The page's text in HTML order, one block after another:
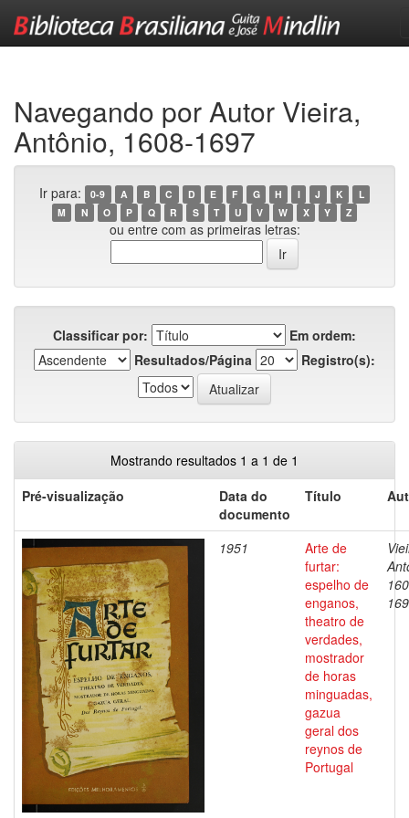
Navegando por Autor Vieira,
Antônio, 1608-1697
Ir para: 0-9 A B C D E F G H I J K
L
M
N O P Q R S T U V W X Y Z
ou entre com as primeiras letras:
Classificar por:
Em ordem:
Resultados/Página
Registro(s):
Mostrando resultados 1 a 1 de 1
Pré-visualização
Data do
documento
Título
1951
Arte de
furtar:
espelho de
enganos,
theatro de
verdades,
mostrador
de horas
minguadas,
gazua
geral dos
reynos de
Portugal